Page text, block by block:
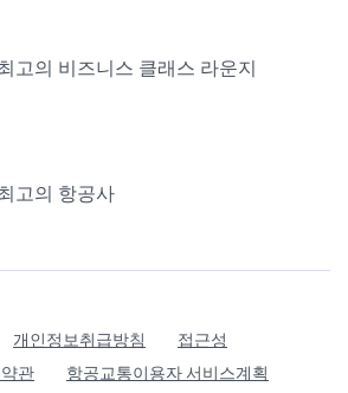
고의 비즈니스 클래스 라운지
고의 항공사
개인정보취급방침
접근성
관
항공교통이용자 서비스계획